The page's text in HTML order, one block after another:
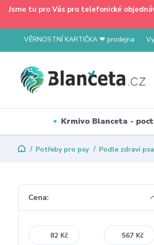
Jsme tu pro Vás pro telefonické
VĚRNOSTNÍ KARTIČKA ❤ prodejna
Krmivo Blanceta -
Potřeby pro psy Podle zdraví psa
Cena:
Kč Kč